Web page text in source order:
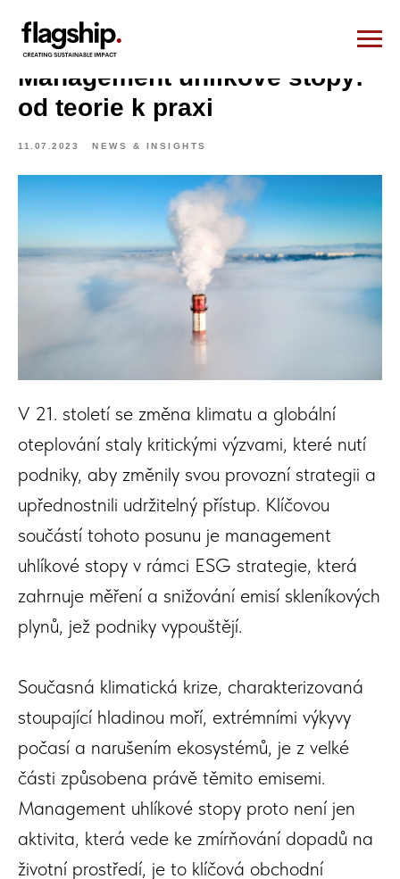
Management uhlíkové stopy:
od teorie k praxi
11.07.2023 NEWS & INSIGHTS
V 21. století se změna klimatu a globální
oteplování staly kritickými výzvami, které nutí
podniky, aby změnily svou provozní strategii a
upřednostnili udržitelný přístup. Klíčovou
součástí tohoto posunu je management
uhlíkové stopy v rámci ESG strategie, která
zahrnuje měření a snižování emisí skleníkových
plynů, jež podniky vypouštějí.
Současná klimatická krize, charakterizovaná
stoupající hladinou moří, extrémními výkyvy
počasí a narušením ekosystémů, je z velké
části způsobena právě těmito emisemi.
Management uhlíkové stopy proto není jen
aktivita, která vede ke zmírňování dopadů na
životní prostředí, je to klíčová obchodní